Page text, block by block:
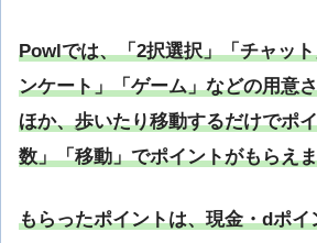
Powlでは、「2択選択」「チャッ
ンケート」「ゲーム」などの用意
ほか、歩いたり移動するだけでポ
数」「移動」でポイントがもらえ
もらったポイントは、現金・dポ